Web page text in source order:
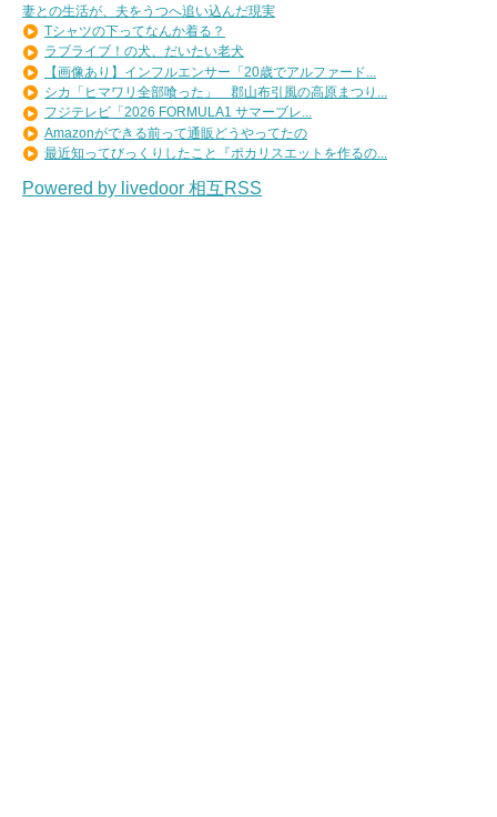
妻との生活が、夫をうつへ追い込んだ現実
Tシャツの下ってなんか着る？
ラブライブ！の犬、だいたい老犬
【画像あり】インフルエンサー「20歳でアルファード...
シカ「ヒマワリ全部喰った」 郡山布引風の高原まつり...
フジテレビ「2026 FORMULA1 サマーブレ...
Amazonができる前って通販どうやってたの
最近知ってびっくりしたこと『ポカリスエットを作るの...
Powered by livedoor 相互RSS